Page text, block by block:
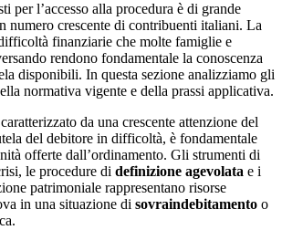
per l’accesso alla procedura è di grande
numero crescente di contribuenti italiani. La
finanziarie che molte famiglie e
rendono fondamentale la conoscenza
disponibili. In questa sezione analizziamo gli
normativa vigente e della prassi applicativa.
da una crescente attenzione del
del debitore in difficoltà, è fondamentale
offerte dall’ordinamento. Gli strumenti di
le procedure di definizione agevolata e i
patrimoniale rappresentano risorse
in una situazione di sovraindebitamento o